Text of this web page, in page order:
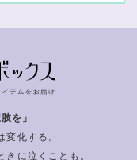
を」
変化する。
に泣くことも。